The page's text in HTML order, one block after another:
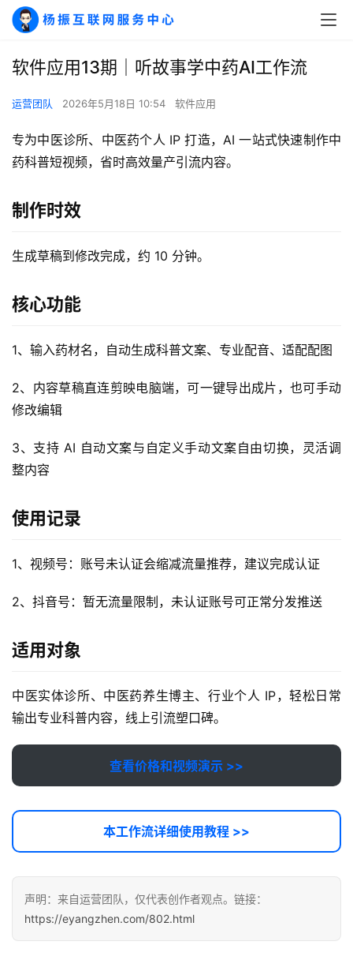
I
实
群
营
录
经
教
程
软
应
用
服
目
软件应用13期｜听故事学中药AI工作流
运营团队 2026年5月18日 10:54 软件应用
专为中医诊所、中医药个人 IP 打造，AI 一站式快速制作中
药科普短视频，省时高效量产引流内容。
制作时效
生成草稿到修改完成，约 10 分钟。
核心功能
1、输入药材名，自动生成科普文案、专业配音、适配配图
2、内容草稿直连剪映电脑端，可一键导出成片，也可手动
修改编辑
3、支持 AI 自动文案与自定义手动文案自由切换，灵活调
整内容
使用记录
1、视频号：账号未认证会缩减流量推荐，建议完成认证
2、抖音号：暂无流量限制，未认证账号可正常分发推送
适用对象
中医实体诊所、中医药养生博主、行业个人 IP，轻松日常
输出专业科普内容，线上引流塑口碑。
查看价格和视频演示 >>
本工作流详细使用教程 >>
声明：来自运营团队，仅代表创作者观点。链接：
https://eyangzhen.com/802.html